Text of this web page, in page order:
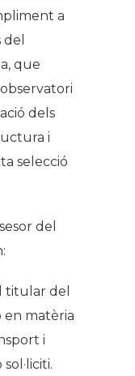
a
que
dels
i
selecció
del
titular del
en matèria
i